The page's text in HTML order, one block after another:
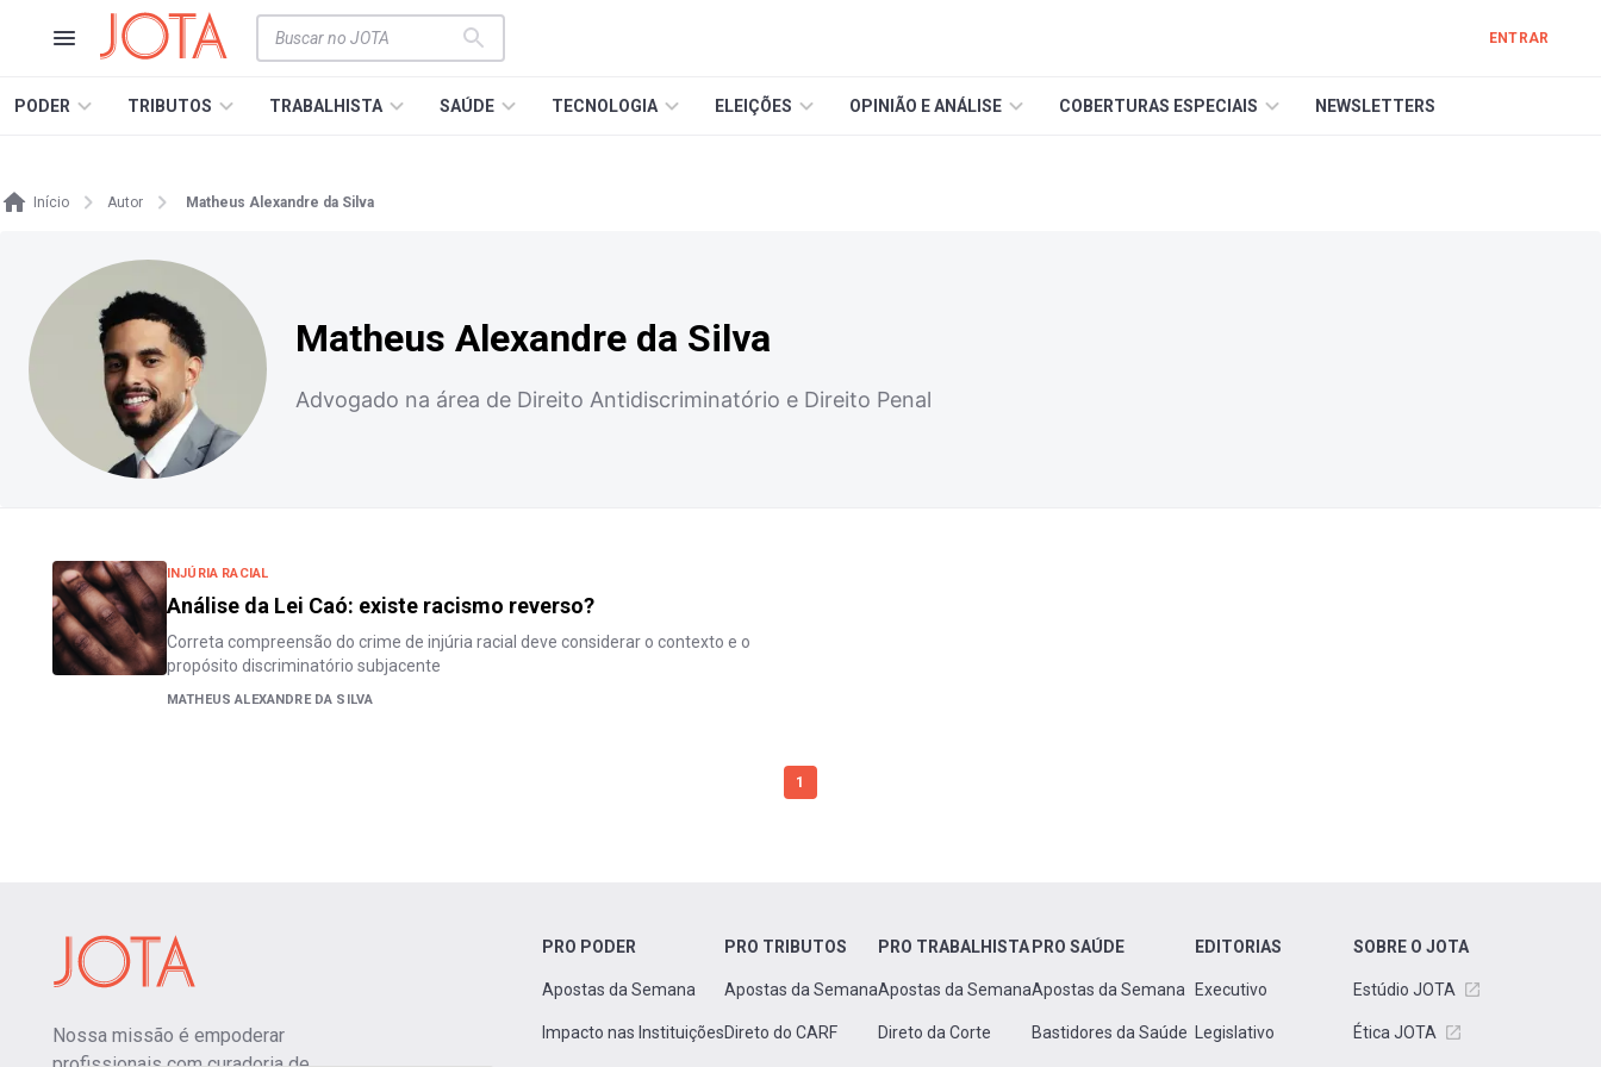
ENTRAR
PODER TRIBUTOS TRABALHISTA SAÚDE TECNOLOGIA ELEIÇÕES OPINIÃO E ANÁLISE COBERTURAS ESPECIAIS NEWSLETTERS
Início Autor Matheus Alexandre da Silva
Matheus Alexandre da Silva
Advogado na área de Direito Antidiscriminatório e Direito Penal
INJÚRIA RACIAL
Análise da Lei Caó: existe racismo reverso?
Correta compreensão do crime de injúria racial deve considerar o contexto e o
propósito discriminatório subjacente
MATHEUS ALEXANDRE DA SILVA
1
Nossa missão é empoderar
PRO PODER
Apostas da Semana
Impacto nas Instituições
PRO TRIBUTOS
Apostas da Semana
Direto do CARF
PRO TRABALHISTA
Apostas da Semana
Direto da Corte
PRO SAÚDE
Apostas da Semana
Bastidores da Saúde
EDITORIAS
Executivo
Legislativo
SOBRE O JOTA
Estúdio JOTA
Ética JOTA